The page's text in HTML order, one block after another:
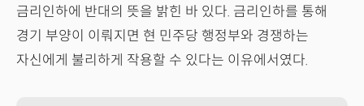
금리인하에 반대의 뜻을 밝힌 바 있다. 금리인하를 통해
경기 부양이 이뤄지면 현 민주당 행정부와 경쟁하는
자신에게 불리하게 작용할 수 있다는 이유에서였다.